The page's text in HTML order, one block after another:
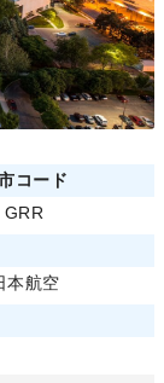
コード
GRR
本航空